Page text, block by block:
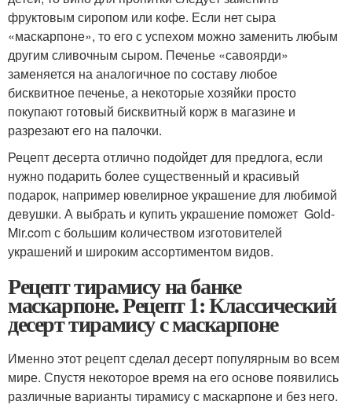
фруктовым сиропом или кофе. Если нет сыра
«маскарпоне», то его с успехом можно заменить любым
другим сливочным сыром. Печенье «савоярди»
заменяется на аналогичное по составу любое
бисквитное печенье, а некоторые хозяйки просто
покупают готовый бисквитный корж в магазине и
разрезают его на палочки.
Рецепт десерта отлично подойдет для предлога, если
нужно подарить более существенный и красивый
подарок, например ювелирное украшение для любимой
девушки. А выбрать и купить украшение поможет Gold-
Mir.com с большим количеством изготовителей
украшений и широким ассортиментом видов.
Рецепт тирамису на банке
маскарпоне. Рецепт 1: Классический
десерт тирамису с маскарпоне
Именно этот рецепт сделал десерт популярным во всем
мире. Спустя некоторое время на его основе появились
различные варианты тирамису с маскарпоне и без него.